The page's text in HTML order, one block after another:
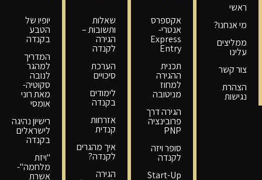
ראשי
מי אנחנו?
ממליצים
עלינו
צור קשר
הצהרת
נגישות
אקספרס
אנטרי-
Express
Entry
תכנית
ההגירה
למחוז
מניטובה
הגירה דרך
פרובינציה
PNP
סופר ויזה
לקנדה
Start-Up
שאלות
ותשובות –
הגירה
לקנדה
הערכת
סיכויים
לימודים
בקנדה
אזרחות
קנדית
איך מהגרים
לקנדה?
הגירה
יופיו של
הטבע
בקנדה
המדריך
למהגר
לנובה
סקוטיה-
מאת רוני
אומסי
רישיון נהיגה
לישראלים
בקנדה
"ויזת
מלחמה"-
אשרת